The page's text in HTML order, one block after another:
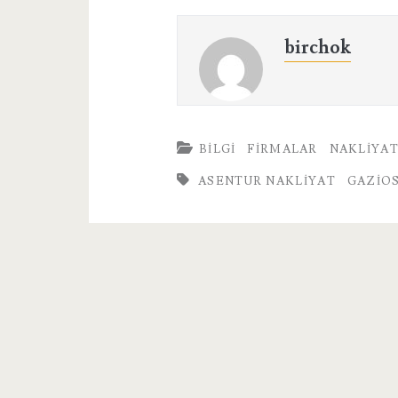
birchok
BILGI FIRMALAR NAKLIYAT
ASENTUR NAKLIYAT